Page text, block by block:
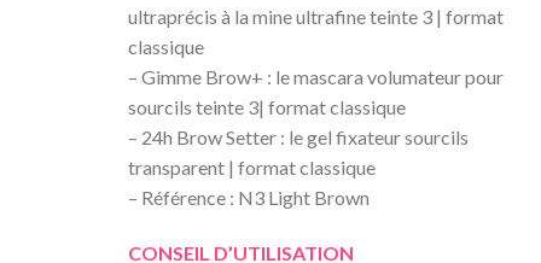
ultraprécis à la mine ultrafine teinte 3 | format
classique
– Gimme Brow+ : le mascara volumateur pour
sourcils teinte 3| format classique
– 24h Brow Setter : le gel fixateur sourcils
transparent | format classique
– Référence : N3 Light Brown
CONSEIL D’UTILISATION